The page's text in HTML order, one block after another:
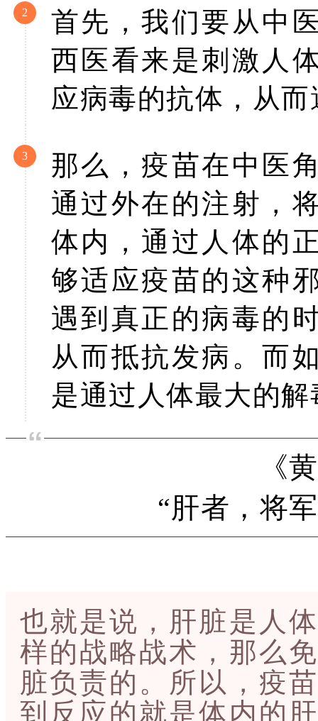
2
首先，我们要从中
西医看来是刺激人
应病毒的抗体，从
3
那么，疫苗在中医
通过外在的注射，
体内，通过人体的
够适应疫苗的这种
遇到真正的病毒的
从而抵抗发病。而
是通过人体最大的
《
“肝者，将
也就是说，肝脏是人
样的战略战术，那么
脏负责的。所以，疫
到反应的就是体内的